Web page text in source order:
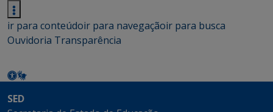
ir para conteúdoir para navegaçãoir para busca
Ouvidoria Transparência
SED